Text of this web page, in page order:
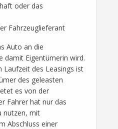
oder das
Fahrzeuglieferant
Auto an die
damit Eigentümerin wird.
Laufzeit des Leasings ist
des geleasten
es von der
Fahrer hat nur das
nutzen, mit
Abschluss einer